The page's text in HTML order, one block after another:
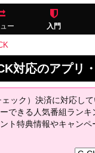
ー 入門
対応のアプリ
ック）決済に対応し
できる人気番組ラン
ト特典情報やキャン